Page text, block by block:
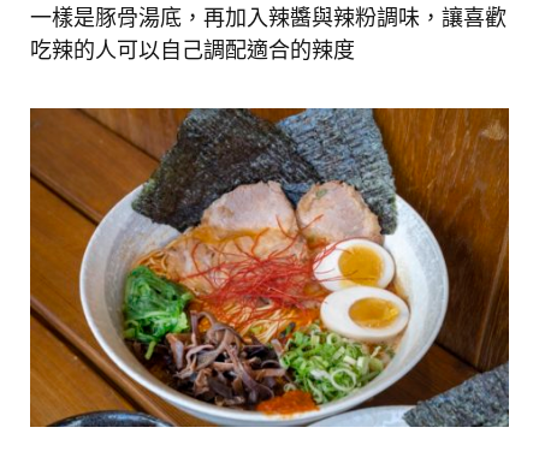
一樣是豚骨湯底，再加入辣醬與辣粉調味，讓喜歡
吃辣的人可以自己調配適合的辣度